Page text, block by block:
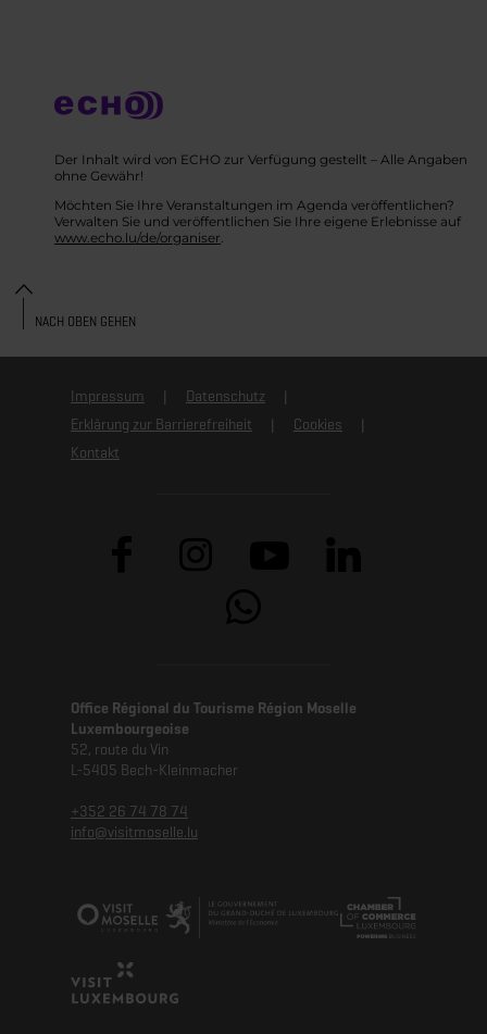
Der Inhalt wird von ECHO zur Verfügung gestellt – Alle Angaben
ohne Gewähr!
Möchten Sie Ihre Veranstaltungen im Agenda veröffentlichen?
Verwalten Sie und veröffentlichen Sie Ihre eigene Erlebnisse auf
www.echo.lu/de/organiser
Impressum
Datenschutz
Erklärung zur Barrierefreiheit
Cookies
Kontakt
Office Régional du Tourisme Région Moselle
Luxembourgeoise
52, route du Vin
L-5405 Bech-Kleinmacher
+352 26 74 78 74
info@visitmoselle.lu
NACH OBEN GEHEN